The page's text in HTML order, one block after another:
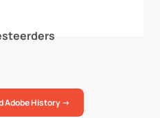
Adobe History →